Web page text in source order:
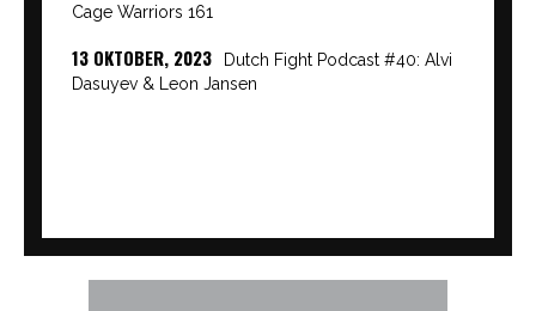
Cage Warriors 161
13 OKTOBER, 2023
Dutch Fight Podcast #40: Alvi
Dasuyev & Leon Jansen